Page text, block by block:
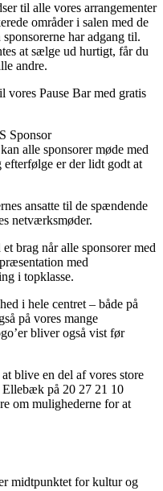
til alle vores arrangementer
områder i salen med de
har adgang til.
at sælge ud hurtigt, får du
andre.
Pause Bar med gratis
Sponsor
alle sponsorer møde med
er der lidt godt at
ansatte til de spændende
netværksmøder.
brag når alle sponsorer med
med
i topklasse.
i hele centret – både på
på vores mange
bliver også vist før
blive en del af vores store
Ellebæk på 20 27 21 10
om mulighederne for at
midtpunktet for kultur og